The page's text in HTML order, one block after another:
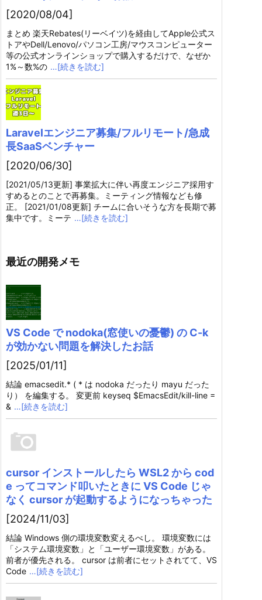
[2020/08/04]
まとめ 楽天Rebates(リーベイツ)を経由してApple公式ス
トアやDell/Lenovo/パソコン工房/マウスコンピューター
等の公式オンラインショップで購入するだけで、なぜか
1%～数%の …[続きを読む]
Laravelエンジニア募集/フルリモート/急成
長SaaSベンチャー
[2020/06/30]
[2021/05/13更新] 事業拡大に伴い再度エンジニア採用す
すめるとのことで再募集。ミーティング情報なども修
正。 [2021/01/08更新] チームに合いそうな方を長期で募
集中です。ミーテ …[続きを読む]
最近の開発メモ
VS Code で nodoka(窓使いの憂鬱) の C-k
が効かない問題を解決したお話
[2025/01/11]
結論 emacsedit.* ( * は nodoka だったり mayu だった
り） を編集する。 変更前 keyseq $EmacsEdit/kill-line =
& …[続きを読む]
cursor インストールしたら WSL2 から cod
e ってコマンド叩いたときに VS Code じゃ
なく cursor が起動するようになっちゃった
[2024/11/03]
結論 Windows 側の環境変数変えるべし。 環境変数には
「システム環境変数」と「ユーザー環境変数」がある。
前者が優先される。 cursor は前者にセットされてて、VS
Code …[続きを読む]